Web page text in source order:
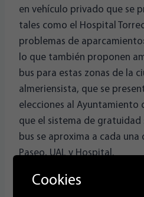
en vehículo privado que se
tales como el Hospital
problemas de
lo que también proponen
bus para estas zonas de la
almeriensista, que se
elecciones al Ayuntamiento
que el sistema de gratuidad
bus se aproxima a cada una
Paseo, UAL y Hospital.
about:blank
Cookies